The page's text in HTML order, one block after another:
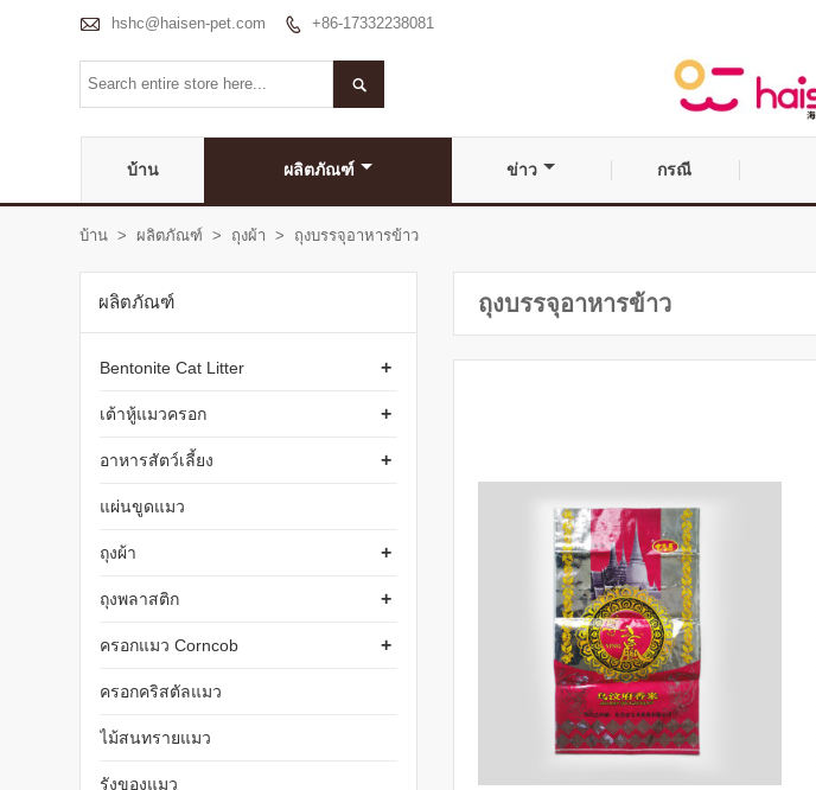
 hshc@haisen-pet.com  +86-17332238081

บ้าน ผลิตภัณฑ์ ข่าว กรณี
บ้าน > ผลิตภัณฑ์ > ถุงผ้า > ถุงบรรจุอาหารข้าว
ถุงบรรจุอาหารข้าว
ผลิตภัณฑ์
+
Bentonite Cat Litter
+
เต้าหู้แมวครอก
+
อาหารสัตว์เลี้ยง
แผ่นขูดแมว
+
ถุงผ้า
+
ถุงพลาสติก
+
ครอกแมว Corncob
ครอกคริสตัลแมว
ไม้สนทรายแมว
รังของแมว